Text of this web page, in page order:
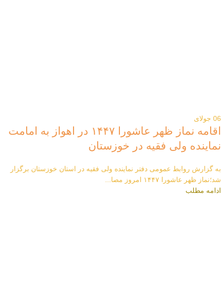
06 جولای
اقامه نماز ظهر عاشورا ۱۴۴۷ در اهواز به امامت
نماینده ولی فقیه در خوزستان
به گزارش روابط عمومی دفتر نماینده ولی فقیه در استان خوزستان برگزار
شد؛نماز ظهر عاشورا ۱۴۴۷ امروز مصا...
ادامه مطلب